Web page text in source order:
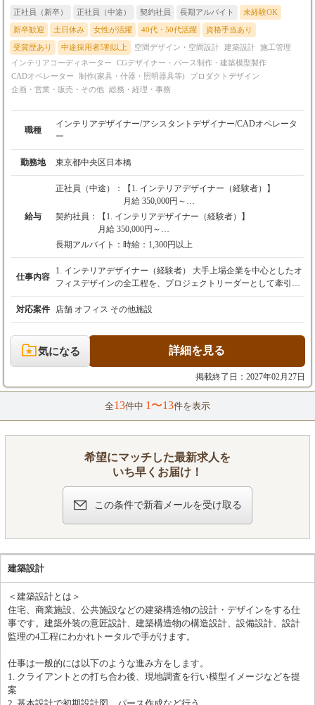
正社員（新卒） 正社員（中途） 契約社員 長期アルバイト 未経験OK
新卒歓迎 土日休み 女性が活躍 40代・50代活躍 資格手当あり
受賞歴あり 中途採用者5割以上 空間デザイン・空間設計 建築設計 施工管理
インテリアコーディネーター
CGデザイナー・パース制作・建築模型製作
CADオペレーター
制作(家具・什器・照明器具等)
プロダクトデザイン
企画・営業・販売・その他 総務・経理・事務
職種
インテリアデザイナー/アシスタントデザイナー/CADオペレータ
ー
勤務地 東京都中央区日本橋
給与
正社員（中途）：
【1. インテリアデザイナー（経験者）】
月給 350,000円～
※上記には固定残業代（87,000円／45時間分）
を含みます。超過分は別途全額支給します。
※経験・能力を最大限考慮の上、当社規定によ
り優遇いたします。
※試用期間6ヶ月あり
【2. アシスタントデザイナー（未経験者）】
※上記には固定残業代（54,100円／38時間分）
契約社員：
【1. インテリアデザイナー（経験者）】
月給 350,000円～
※上記には固定残業代（87,000円／45時間分）を含み
※経験・能力を最大限考慮の上、当社規定により優遇
いたします。
※上記には固定残業代（54,100円／38時間分）を含み
ます。超過分は別途全額支給します。
※試用期間3ヶ月あり
【3. CADオペレーター】
雇用形態や勤務時間のご希望を考慮の上、給与を決定
いたします。
い。
長期アルバイト： 時給：1,300円以上
仕事内容
1. インテリアデザイナー（経験者） 大手上場企業を中心としたオ
フィスデザインの全工程を、プロジェクトリーダーとして牽引し
ていただきます。 【具体的な業務内容】 ・クライアントへのヒ
アリング、経営課題の抽出 ・コンセプト立案、デザイン提案、プ
レゼンテーション ・基本設計、実施設計、マテリアル選定 ・プ
ロジェクト全体の進行管理、予算管理 ・若手デザイナーの育成、
指導 【この仕事の魅力】 裁量権が大きく、自身のアイデアをダ
イレクトに形にできます。数百坪規模の大規模案件に、企画段階
から挑戦できるのが醍醐味です。 将来的には、部門を率いるリー
ダーやマネージャーとして、事業の中核を担うキャリアパスもご
は先輩デザイナーのサポートからスタート。実務を通して、プロ
のデザイナーになるためのスキルを基礎から着実に学べます。
【ステップアップのイメージ】 ・入社当初：現場でのアシスタン
てきたら：CADでの図面作成の補助、プレゼンテーション資料の
作成など、徐々に専門的な業務をお任せします。 ・将来的には：
あなたの成長意欲次第で、小規模案件のデザイン担当など、活躍
の場を広げていけます。 実際に、未経験で入社し4年でチーフデ
ザイナーに昇格した先輩も在籍しています！ 3. CADオペレータ
ー デザイナーの指示のもと、VectorWorksを使用したオフィスレ
イアウト図面や内装設計図面の作成が主な業務です。 Illustratorや
対応案件 店舗 オフィス その他施設
気になる 詳細を見る
掲載終了日：2027年02月27日
全13件中 1〜13件を表示
希望にマッチした最新求人を
いち早くお届け！
この条件で新着メールを受け取る
建築設計
＜建築設計とは＞
住宅、商業施設、公共施設などの建築構造物の設計・デザインをする仕
事です。建築外装の意匠設計、建築構造物の構造設計、設備設計、設計
監理の4工程にわかれトータルで手がけます。
仕事は一般的には以下のような進み方をします。
1. クライアントとの打ち合わ後、現地調査を行い模型イメージなどを提
案